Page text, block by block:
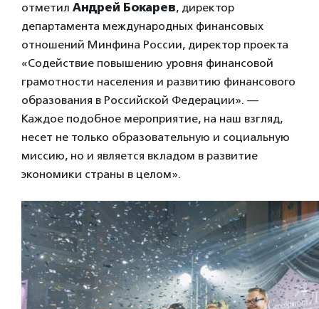
отметил Андрей Бокарев, директор
департамента международных финансовых
отношений Минфина России, директор проекта
«Содействие повышению уровня финансовой
грамотности населения и развитию финансового
образования в Российской Федерации». —
Каждое подобное мероприятие, на наш взгляд,
несет не только образовательную и социальную
миссию, но и является вкладом в развитие
экономики страны в целом».